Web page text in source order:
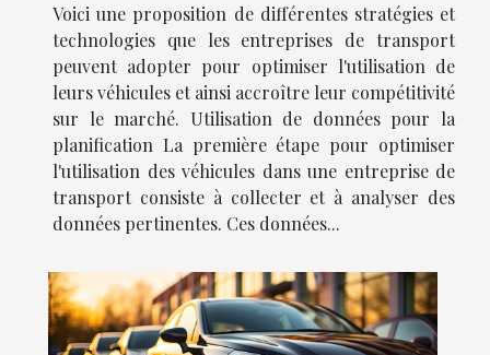
Voici une proposition de différentes stratégies et
technologies que les entreprises de transport
peuvent adopter pour optimiser l'utilisation de
leurs véhicules et ainsi accroître leur compétitivité
sur le marché. Utilisation de données pour la
planification La première étape pour optimiser
l'utilisation des véhicules dans une entreprise de
transport consiste à collecter et à analyser des
données pertinentes. Ces données...